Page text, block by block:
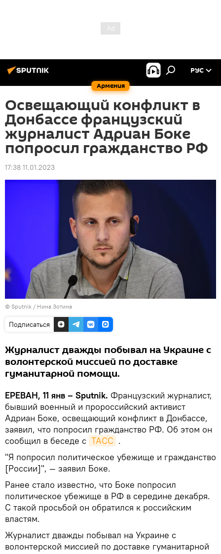
Армения
РУС
Освещающий конфликт в
Донбассе французский
журналист Адриан Боке
попросил гражданство РФ
17:38 11.01.2023
© Sputnik / Нина Зотина
Подписаться
Журналист дважды побывал на Украине с
волонтерской миссией по доставке
гуманитарной помощи.
ЕРЕВАН, 11 янв – Sputnik. Французский журналист,
бывший военный и пророссийский активист
Адриан Боке, освещающий конфликт в Донбассе,
заявил, что попросил гражданство РФ. Об этом он
сообщил в беседе с ТАСС .
"Я попросил политическое убежище и гражданство
[России]", — заявил Боке.
Ранее стало известно, что Боке попросил
политическое убежище в РФ в середине декабря.
С такой просьбой он обратился к российским
властям.
Журналист дважды побывал на Украине с
волонтерской миссией по доставке гуманитарной